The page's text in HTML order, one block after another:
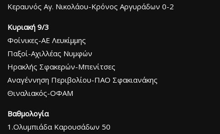
Κεραυνός Αγ. Νικολάου-Κρόνος Αργυράδων 0-2
Κυριακή 9/3
Φοίνικες-ΑΕ Λευκίμμης
Παξοί-Αχιλλέας Νυμφών
Ηρακλής Σφακερών-Μπενίτσες
Αναγέννηση Περιβολίου-ΠΑΟ Σφακιανάκης
Θιναλιακός-ΟΦΑΜ
Βαθμολογία
1.Ολυμπιάδα Καρουσάδων 50